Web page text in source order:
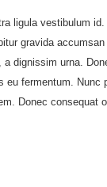
ligula vestibulum
gravida
dignissim urna.
fermentum.
Donec consequat